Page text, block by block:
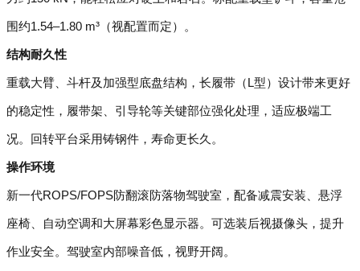
围约1.54–1.80 m³（视配置而定）。
结构耐久性
重载大臂、斗杆及加强型底盘结构，长履带（L型）设计带来更好
的稳定性，履带架、引导轮等关键部位强化处理，适应极端工
况。回转平台采用铸钢件，寿命更长久。
操作环境
新一代ROPS/FOPS防翻滚防落物驾驶室，配备减震安装、悬浮
座椅、自动空调和大屏幕彩色显示器。可选装后视摄像头，提升
作业安全。驾驶室内部噪音低，视野开阔。